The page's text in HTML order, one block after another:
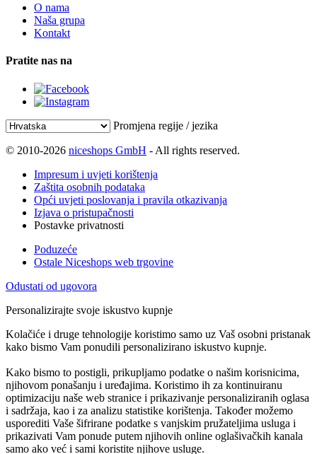
O nama
Naša grupa
Kontakt
Pratite nas na
Promjena regije / jezika
© 2010-2026 niceshops GmbH - All rights reserved.
Impresum i uvjeti korištenja
Zaštita osobnih podataka
Opći uvjeti poslovanja i pravila otkazivanja
Izjava o pristupačnosti
Postavke privatnosti
Poduzeće
Ostale Niceshops web trgovine
Odustati od ugovora
Personalizirajte svoje iskustvo kupnje
Kolačiće i druge tehnologije koristimo samo uz Vaš osobni pristanak
kako bismo Vam ponudili personalizirano iskustvo kupnje.
Kako bismo to postigli, prikupljamo podatke o našim korisnicima,
njihovom ponašanju i uređajima. Koristimo ih za kontinuiranu
optimizaciju naše web stranice i prikazivanje personaliziranih oglasa
i sadržaja, kao i za analizu statistike korištenja. Također možemo
usporediti Vaše šifrirane podatke s vanjskim pružateljima usluga i
prikazivati Vam ponude putem njihovih online oglašivačkih kanala
samo ako već i sami koristite njihove usluge.